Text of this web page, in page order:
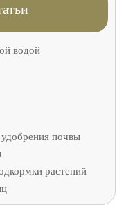
водой
почвы
растений